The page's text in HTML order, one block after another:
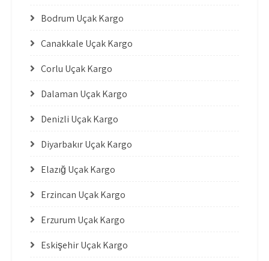
Bodrum Uçak Kargo
Çanakkale Uçak Kargo
Çorlu Uçak Kargo
Dalaman Uçak Kargo
Denizli Uçak Kargo
Diyarbakır Uçak Kargo
Elazığ Uçak Kargo
Erzincan Uçak Kargo
Erzurum Uçak Kargo
Eskişehir Uçak Kargo